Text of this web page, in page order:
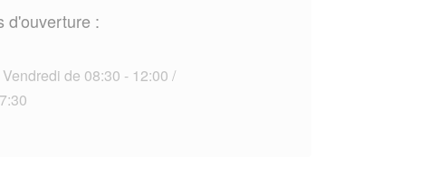
d'ouverture :
de 08:30 - 12:00 /